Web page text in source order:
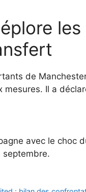
de
Il a
avec le choc
septembre.